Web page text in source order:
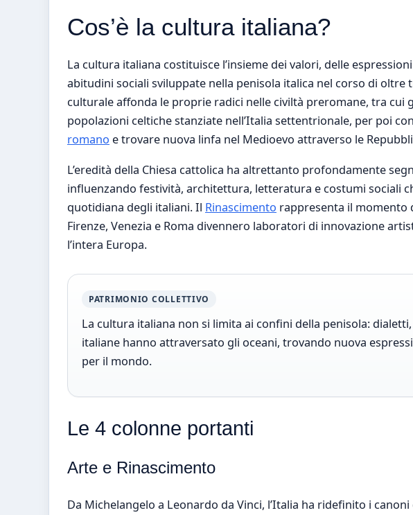
Cos’è la cultura italiana?
La cultura italiana costituisce l’insieme dei valori, delle
abitudini sociali sviluppate nella penisola italica nel corso di oltre
culturale affonda le proprie radici nelle civiltà preromane, tra cui
popolazioni celtiche stanziate nell’Italia settentrionale, per poi
romano e trovare nuova linfa nel Medioevo attraverso le
L’eredità della Chiesa cattolica ha altrettanto profondamente
influenzando festività, architettura, letteratura e costumi sociali
quotidiana degli italiani. Il Rinascimento rappresenta il momento
Firenze, Venezia e Roma divennero laboratori di innovazione
l’intera Europa.
PATRIMONIO COLLETTIVO
La cultura italiana non si limita ai confini della penisola:
italiane hanno attraversato gli oceani, trovando nuova
per il mondo.
Le 4 colonne portanti
Arte e Rinascimento
Da Michelangelo a Leonardo da Vinci, l’Italia ha ridefinito i